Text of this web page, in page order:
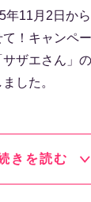
年11月2日か
！キャンペ
ザエさん」
した。
きを読む